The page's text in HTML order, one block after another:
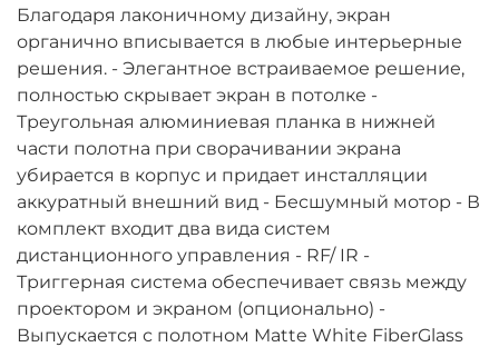
Благодаря лаконичному дизайну, экран
органично вписывается в любые интерьерные
решения. - Элегантное встраиваемое решение,
полностью скрывает экран в потолке -
Треугольная алюминиевая планка в нижней
части полотна при сворачивании экрана
убирается в корпус и придает инсталляции
аккуратный внешний вид - Бесшумный мотор - В
комплект входит два вида систем
дистанционного управления - RF/ IR -
Триггерная система обеспечивает связь между
проектором и экраном (опционально) -
Выпускается с полотном Matte White FiberGlass